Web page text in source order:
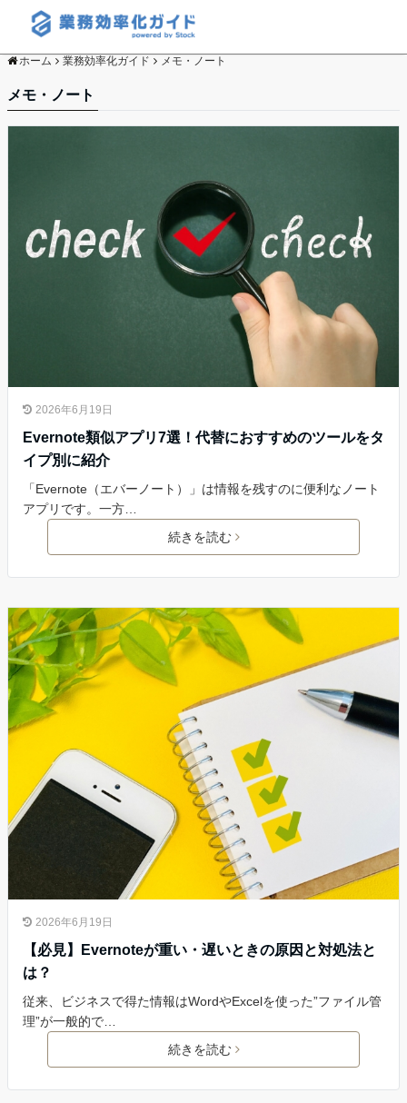
ホーム 業務効率化ガイド メモ・ノート
メモ・ノート
2026年6月19日
Evernote類似アプリ7選！代替におすすめのツールをタ
イプ別に紹介
「Evernote（エバーノート）」は情報を残すのに便利なノート
アプリです。一方…
続きを読む
2026年6月19日
【必見】Evernoteが重い・遅いときの原因と対処法と
は？
従来、ビジネスで得た情報はWordやExcelを使った”ファイル管
理”が一般的で…
続きを読む